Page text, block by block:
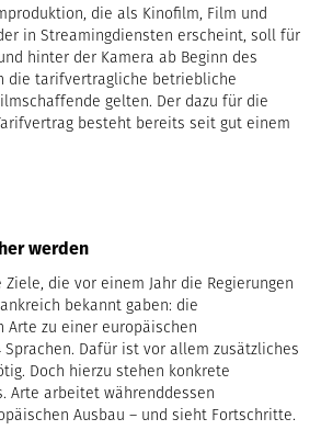
die als Kinofilm, Film und
in Streamingdiensten erscheint, soll für
hinter der Kamera ab Beginn des
die tarifvertragliche betriebliche
gelten. Der dazu für die
besteht bereits seit gut einem
werden
die vor einem Jahr die Regierungen
bekannt gaben: die
Arte zu einer europäischen
Dafür ist vor allem zusätzliches
Doch hierzu stehen konkrete
Arte arbeitet währenddessen
Ausbau – und sieht Fortschritte.